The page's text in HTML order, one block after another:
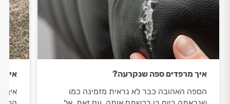
איך מרפדים ספה שנקרעה?
הספה האהובה כבר לא נראית מזמינה כמו
איך
איך